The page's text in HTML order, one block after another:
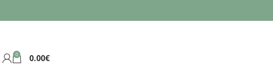
0 0.00€